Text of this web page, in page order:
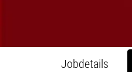
Jobdetails